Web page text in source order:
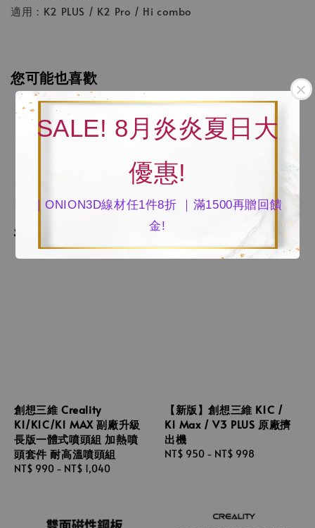
SALE! 8月炎炎夏日大
優惠!
｜ONION3D線材任1件8折 ｜滿1500再贈回饋
金!
適用：K2 PLUS / K2 Pro / Hi combo
您可能也喜歡
創想三維 Creality
K1/K1C/K1 MAX 副廠升級
長版一體式噴頭組 加熱噴
頭套件 耐高溫噴頭組
Regular
NT$ 990 - NT$ 1,040
【新版】創想三維 K1C /
K1 Max / V3 PLUS 原廠擠
出機
Regular
NT$ 950 - NT$ 998